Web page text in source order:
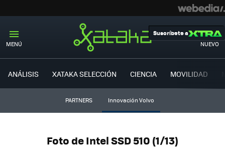
MENÚ NUEVO
Suscríbete a
ANÁLISIS XATAKA SELECCIÓN CIENCIA MOVILIDAD
PARTNERS Innovación Volvo
Foto de Intel SSD 510 (1/13)